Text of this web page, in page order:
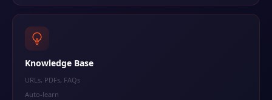
Knowledge Base
URLs, PDFs, FAQs
Auto-learn